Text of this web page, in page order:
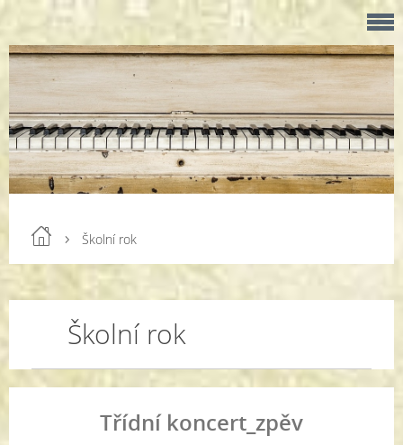
Školní rok
Školní rok
Třídní koncert_zpěv